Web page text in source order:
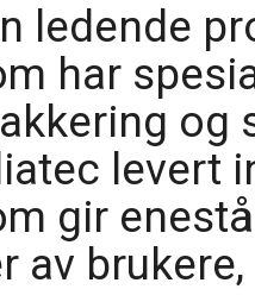
ledende
har
og
levert
gir
av